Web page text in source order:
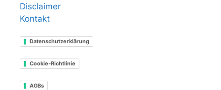
Disclaimer
Kontakt
Datenschutzerklärung
Cookie-Richtlinie
AGBs